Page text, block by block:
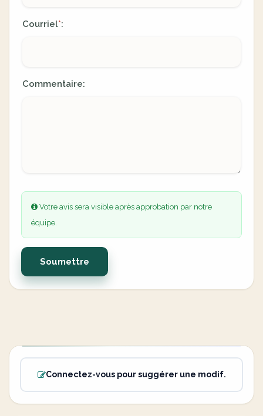
Courriel*:
Commentaire:
Votre avis sera visible après approbation par notre
équipe.
Soumettre
Connectez-vous pour suggérer une modif.